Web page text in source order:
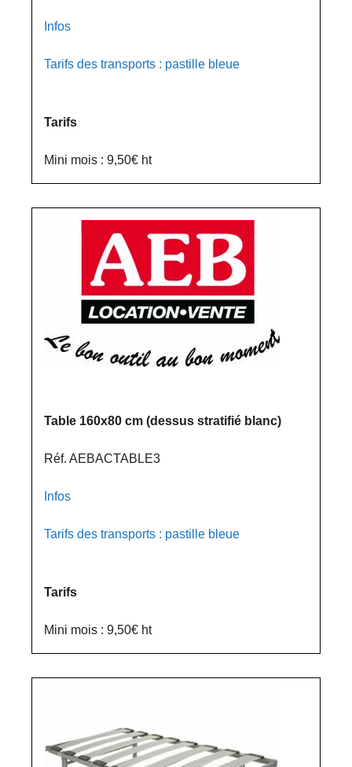
Infos
Tarifs des transports : pastille bleue
Tarifs
Mini mois : 9,50€ ht
Table 160x80 cm (dessus stratifié blanc)
Réf. AEBACTABLE3
Infos
Tarifs des transports : pastille bleue
Tarifs
Mini mois : 9,50€ ht